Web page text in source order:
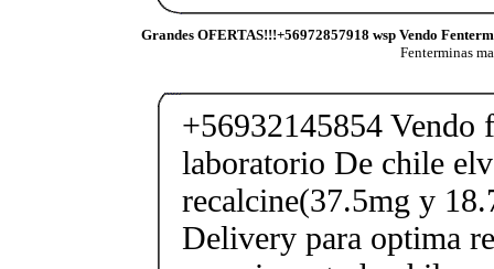
Grandes OFERTAS!!!+56972857918 wsp Vendo
Fenterminas
+56932145854 Vendo
laboratorio De chile
recalcine(37.5mg y
Delivery para optima